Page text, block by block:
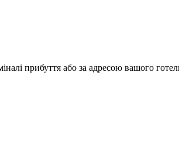
прибуття або за адресою вашого